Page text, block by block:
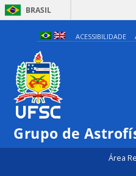
BRASIL
ACESSIBILIDADE
Grupo de
Área